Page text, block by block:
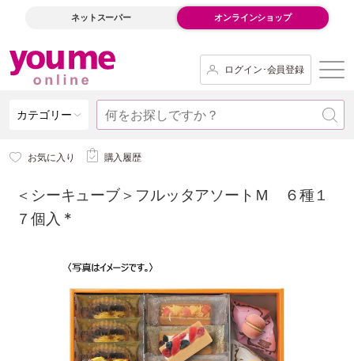
ネットスーパー オンラインショップ
ログイン･会員登録
カテゴリー
お気に入り 購入履歴
＜シーキューブ＞フルッタアソートＭ ６種１
７個入 *